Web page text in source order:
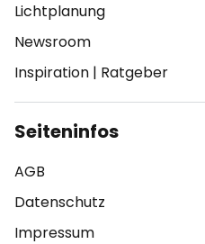
Lichtplanung
Newsroom
Inspiration | Ratgeber
Seiteninfos
AGB
Datenschutz
Impressum